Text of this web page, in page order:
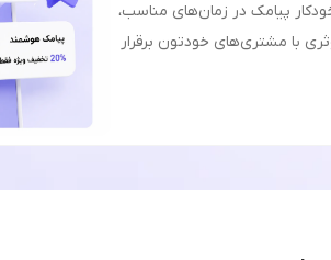
پیامک در زمان‌های مناسب،
با مشتری‌های خودتون برقرار